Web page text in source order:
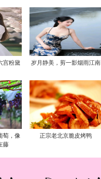
宫粉黛
岁月静美，剪一影烟雨江南
萄，像
藤
正宗老北京脆皮烤鸭